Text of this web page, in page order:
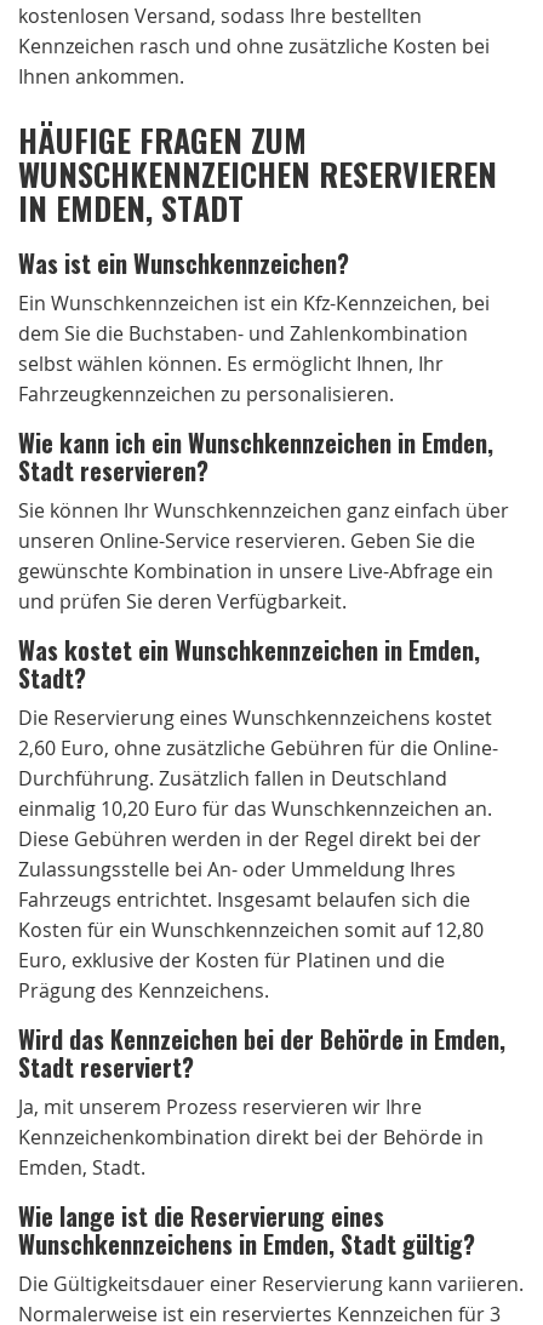
kostenlosen Versand, sodass Ihre bestellten
Kennzeichen rasch und ohne zusätzliche Kosten bei
Ihnen ankommen.
HÄUFIGE FRAGEN ZUM
WUNSCHKENNZEICHEN RESERVIEREN
IN EMDEN, STADT
Was ist ein Wunschkennzeichen?
Ein Wunschkennzeichen ist ein Kfz-Kennzeichen, bei
dem Sie die Buchstaben- und Zahlenkombination
selbst wählen können. Es ermöglicht Ihnen, Ihr
Fahrzeugkennzeichen zu personalisieren.
Wie kann ich ein Wunschkennzeichen in Emden,
Stadt reservieren?
Sie können Ihr Wunschkennzeichen ganz einfach über
unseren Online-Service reservieren. Geben Sie die
gewünschte Kombination in unsere Live-Abfrage ein
und prüfen Sie deren Verfügbarkeit.
Was kostet ein Wunschkennzeichen in Emden,
Stadt?
Die Reservierung eines Wunschkennzeichens kostet
2,60 Euro, ohne zusätzliche Gebühren für die Online-
Durchführung. Zusätzlich fallen in Deutschland
einmalig 10,20 Euro für das Wunschkennzeichen an.
Diese Gebühren werden in der Regel direkt bei der
Zulassungsstelle bei An- oder Ummeldung Ihres
Fahrzeugs entrichtet. Insgesamt belaufen sich die
Kosten für ein Wunschkennzeichen somit auf 12,80
Euro, exklusive der Kosten für Platinen und die
Prägung des Kennzeichens.
Wird das Kennzeichen bei der Behörde in Emden,
Stadt reserviert?
Ja, mit unserem Prozess reservieren wir Ihre
Kennzeichenkombination direkt bei der Behörde in
Emden, Stadt.
Wie lange ist die Reservierung eines
Wunschkennzeichens in Emden, Stadt gültig?
Die Gültigkeitsdauer einer Reservierung kann variieren.
Normalerweise ist ein reserviertes Kennzeichen für 3